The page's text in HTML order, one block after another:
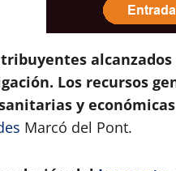
alcanzados
Los recursos
y
Marcó del Pont.